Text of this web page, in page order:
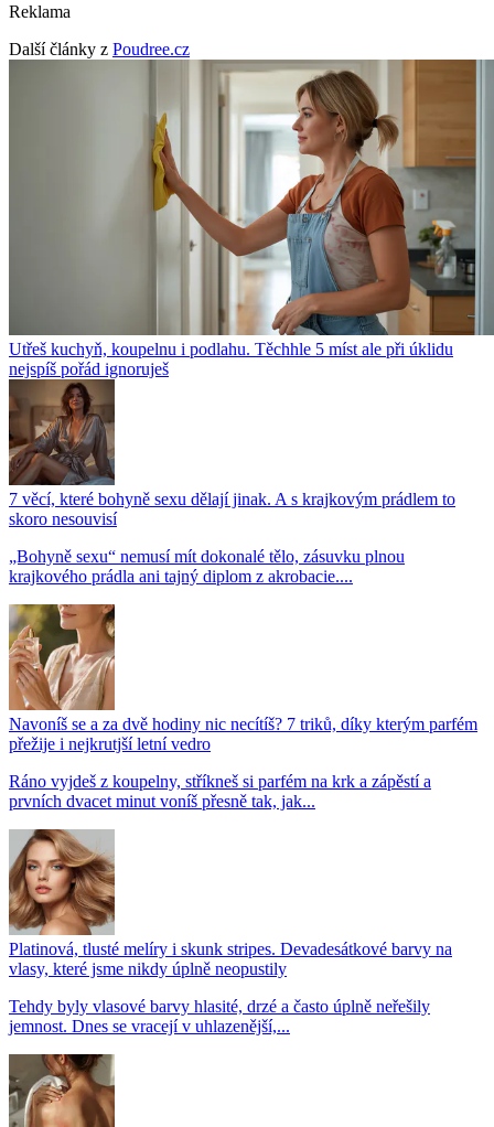
Reklama
Další články z Poudree.cz
Utřeš kuchyň, koupelnu i podlahu. Těchhle 5 míst ale při úklidu
nejspíš pořád ignoruješ
7 věcí, které bohyně sexu dělají jinak. A s krajkovým prádlem to
skoro nesouvisí
„Bohyně sexu“ nemusí mít dokonalé tělo, zásuvku plnou
krajkového prádla ani tajný diplom z akrobacie....
Navoníš se a za dvě hodiny nic necítíš? 7 triků, díky kterým parfém
přežije i nejkrutjší letní vedro
Ráno vyjdeš z koupelny, stříkneš si parfém na krk a zápěstí a
prvních dvacet minut voníš přesně tak, jak...
Platinová, tlusté melíry i skunk stripes. Devadesátkové barvy na
vlasy, které jsme nikdy úplně neopustily
Tehdy byly vlasové barvy hlasité, drzé a často úplně neřešily
jemnost. Dnes se vracejí v uhlazenější,...